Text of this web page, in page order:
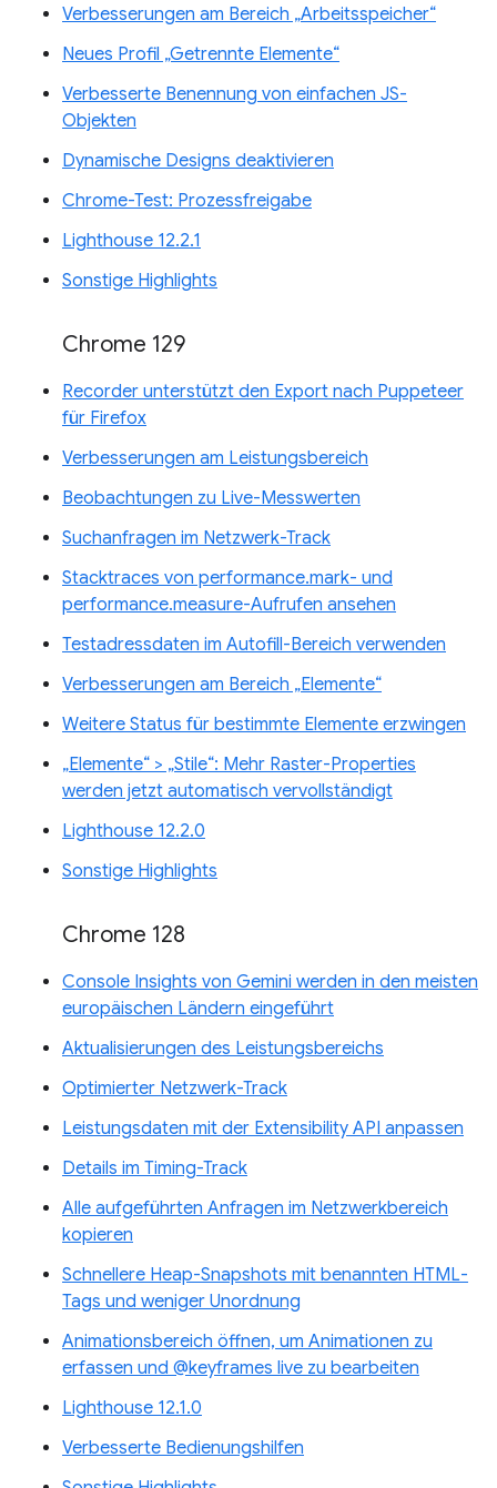
Verbesserungen am Bereich „Arbeitsspeicher“
Neues Profil „Getrennte Elemente“
Verbesserte Benennung von einfachen JS-
Objekten
Dynamische Designs deaktivieren
Chrome-Test: Prozessfreigabe
Lighthouse 12.2.1
Sonstige Highlights
Chrome 129
Recorder unterstützt den Export nach Puppeteer
für Firefox
Verbesserungen am Leistungsbereich
Beobachtungen zu Live-Messwerten
Suchanfragen im Netzwerk-Track
Stacktraces von performance.mark- und
performance.measure-Aufrufen ansehen
Testadressdaten im Autofill-Bereich verwenden
Verbesserungen am Bereich „Elemente“
Weitere Status für bestimmte Elemente erzwingen
„Elemente“ > „Stile“: Mehr Raster-Properties
werden jetzt automatisch vervollständigt
Lighthouse 12.2.0
Sonstige Highlights
Chrome 128
Console Insights von Gemini werden in den meisten
europäischen Ländern eingeführt
Aktualisierungen des Leistungsbereichs
Optimierter Netzwerk-Track
Leistungsdaten mit der Extensibility API anpassen
Details im Timing-Track
Alle aufgeführten Anfragen im Netzwerkbereich
kopieren
Schnellere Heap-Snapshots mit benannten HTML-
Tags und weniger Unordnung
Animationsbereich öffnen, um Animationen zu
erfassen und @keyframes live zu bearbeiten
Lighthouse 12.1.0
Verbesserte Bedienungshilfen